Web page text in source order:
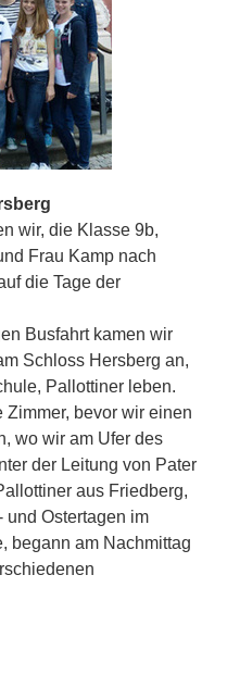
wir, die Klasse 9b,
Frau Kamp nach
die Tage der
Busfahrt kamen wir
Schloss Hersberg an,
Pallottiner leben.
bevor wir einen
wo wir am Ufer des
der Leitung von Pater
aus Friedberg,
und Ostertagen im
begann am Nachmittag